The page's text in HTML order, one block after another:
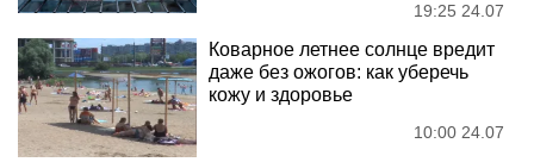
19:25 24.07
Коварное летнее солнце вредит
даже без ожогов: как уберечь
кожу и здоровье
10:00 24.07